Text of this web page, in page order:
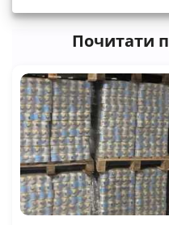
Почитати